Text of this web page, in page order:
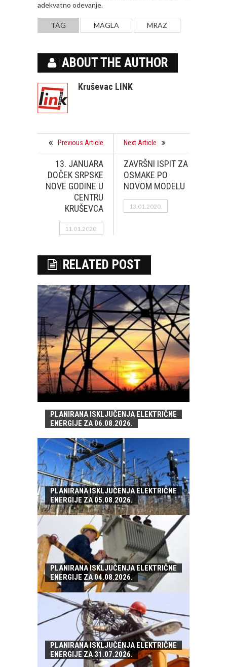
adekvatno odevanje.
TAG MAGLA MRAZ
ABOUT THE AUTHOR
Kruševac LINK
Previous Article
13. JANUARA
DOČEK SRPSKE
NOVE GODINE U
CENTRU
KRUŠEVCA
11.01.2020.
Next Article
ZAVRŠNI ISPIT ZA
OSMAKE PO
NOVOM MODELU
13.01.2020.
RELATED POST
PLANIRANA ISKLJUČENJA ELEKTRIČNE
ENERGIJE ZA 06.08.2026.
PLANIRANA ISKLJUČENJA ELEKTRIČNE
ENERGIJE ZA 05.08.2026.
PLANIRANA ISKLJUČENJA ELEKTRIČNE
ENERGIJE ZA 04.08.2026.
PLANIRANA ISKLJUČENJA ELEKTRIČNE
ENERGIJE ZA 31.07.2026.